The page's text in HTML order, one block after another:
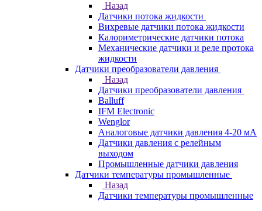
Назад
Датчики потока жидкости
Вихревые датчики потока жидкости
Калориметрические датчики потока
Механические датчики и реле протока
жидкости
Датчики преобразователи давления
Назад
Датчики преобразователи давления
Balluff
IFM Electronic
Wenglor
Аналоговые датчики давления 4-20 мА
Датчики давления с релейным
выходом
Промышленные датчики давления
Датчики температуры промышленные
Назад
Датчики температуры промышленные